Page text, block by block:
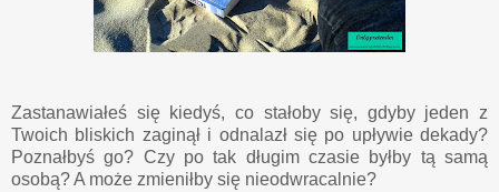
Zastanawiałeś się kiedyś, co stałoby się, gdyby jeden z
Twoich bliskich zaginął i odnalazł się po upływie dekady?
Poznałbyś go? Czy po tak długim czasie byłby tą samą
osobą? A może zmieniłby się nieodwracalnie?